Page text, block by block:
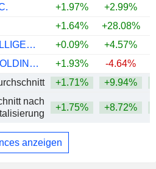
+1.97% +2.99%
+1.64% +28.08%
NIQ GLOBAL INTELLIGENCE PLC
+0.09% +4.57%
HAKUHODO DY HOLDINGS INC
+1.93% -4.64%
+1.71% +9.94%
nach
+1.75% +8.72%
anzeigen